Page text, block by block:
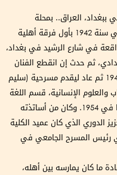
ببغداد، العراق.. بمحلة
الهيتاويين عام 1926م في بغداد، والتحق في سنة 1942 بأول فرقة أهلية
في شارع الرشيد في بغداد،
ثم حدث إن انقطع الفنان
سليم البصري عن التمثيل بين عامي 1944- 1948 ثم عاد ليقدم مسرحية (سليم
الإنسانية، قسم اللغة
العربية، جامعة بغداد، عام 1950، وتخرج منها في 1954. وكان من أساتذته
الدوري الذي كان عميد الكلية
رئيس المسرح الجامعي في
ما كان يمارسه بين أهله،